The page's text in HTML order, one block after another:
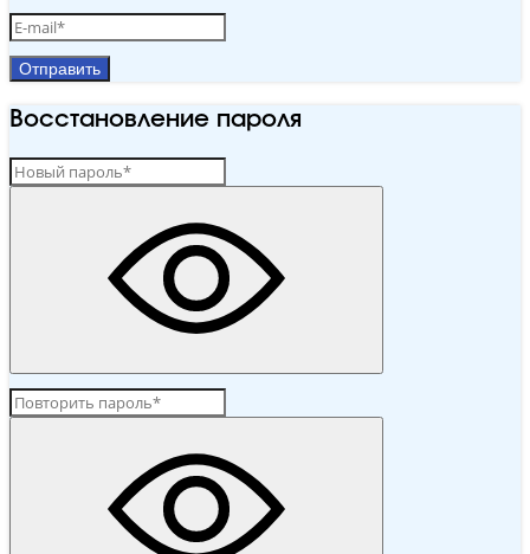
Отправить
Восстановление пароля